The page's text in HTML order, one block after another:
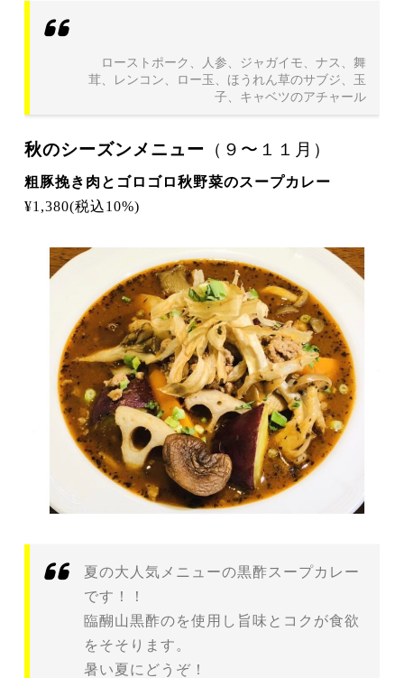
ローストポーク、人参、ジャガイモ、ナス、舞
茸、レンコン、ロー玉、ほうれん草のサブジ、玉
子、キャベツのアチャール
秋のシーズンメニュー （９〜１１月）
粗豚挽き肉とゴロゴロ秋野菜のスープカレー
¥1,380(税込10%)
夏の大人気メニューの黒酢スープカレー
です！！
臨醐山黒酢のを使用し旨味とコクが食欲
をそそります。
暑い夏にどうぞ！